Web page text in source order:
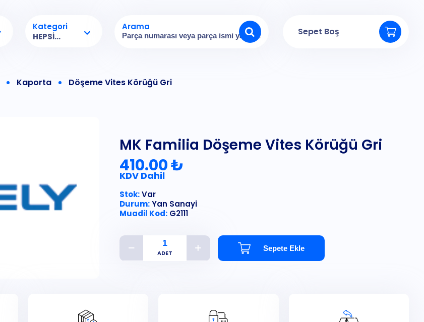
Kategori
HEPSI...
Arama Sepet Boş
Kaporta Döşeme Vites Körüğü Gri
MK Familia Döşeme Vites Körüğü Gri
410.00 ₺
KDV Dahil
Stok:Var
Durum:Yan Sanayi
Muadil Kod: G2111
Sepete Ekle